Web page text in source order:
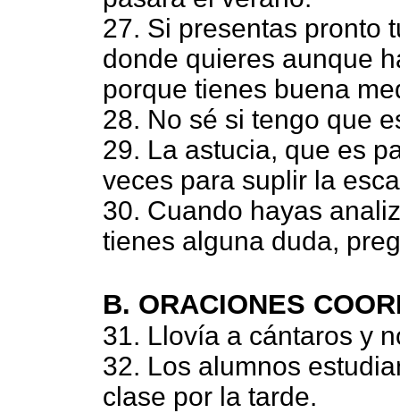
27. Si presentas pronto
donde quieres aunque
porque tienes buena
28. No sé si tengo que
29. La astucia, que es
veces para suplir la
30. Cuando hayas
tienes alguna duda,
B. ORACIONES
31. Llovía a cántaros y
32. Los alumnos
clase por la tarde.